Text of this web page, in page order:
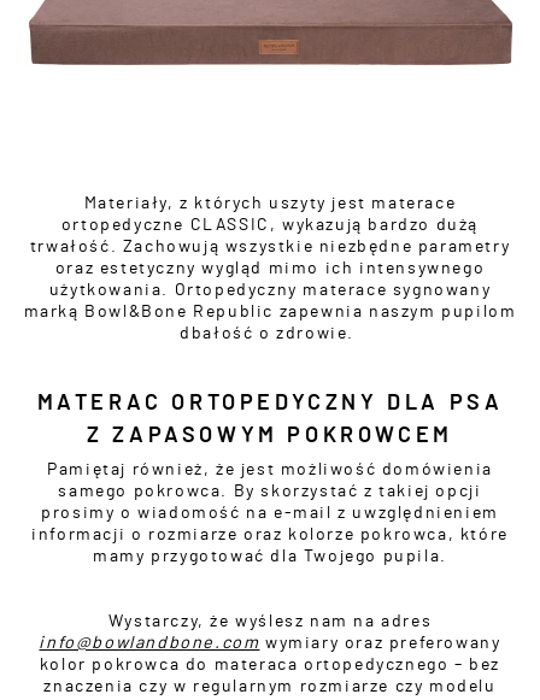
Materiały, z których uszyty jest materace
ortopedyczne CLASSIC, wykazują bardzo dużą
trwałość. Zachowują wszystkie niezbędne parametry
oraz estetyczny wygląd mimo ich intensywnego
użytkowania. Ortopedyczny materace sygnowany
marką Bowl&Bone Republic zapewnia naszym pupilom
dbałość o zdrowie.
MATERAC ORTOPEDYCZNY DLA PSA
Z ZAPASOWYM POKROWCEM
Pamiętaj również, że jest możliwość domówienia
samego pokrowca. By skorzystać z takiej opcji
prosimy o wiadomość na e-mail z uwzględnieniem
informacji o rozmiarze oraz kolorze pokrowca, które
mamy przygotować dla Twojego pupila.
Wystarczy, że wyślesz nam na adres
info@bowlandbone.com wymiary oraz preferowany
kolor pokrowca do materaca ortopedycznego – bez
znaczenia czy w regularnym rozmiarze czy modelu